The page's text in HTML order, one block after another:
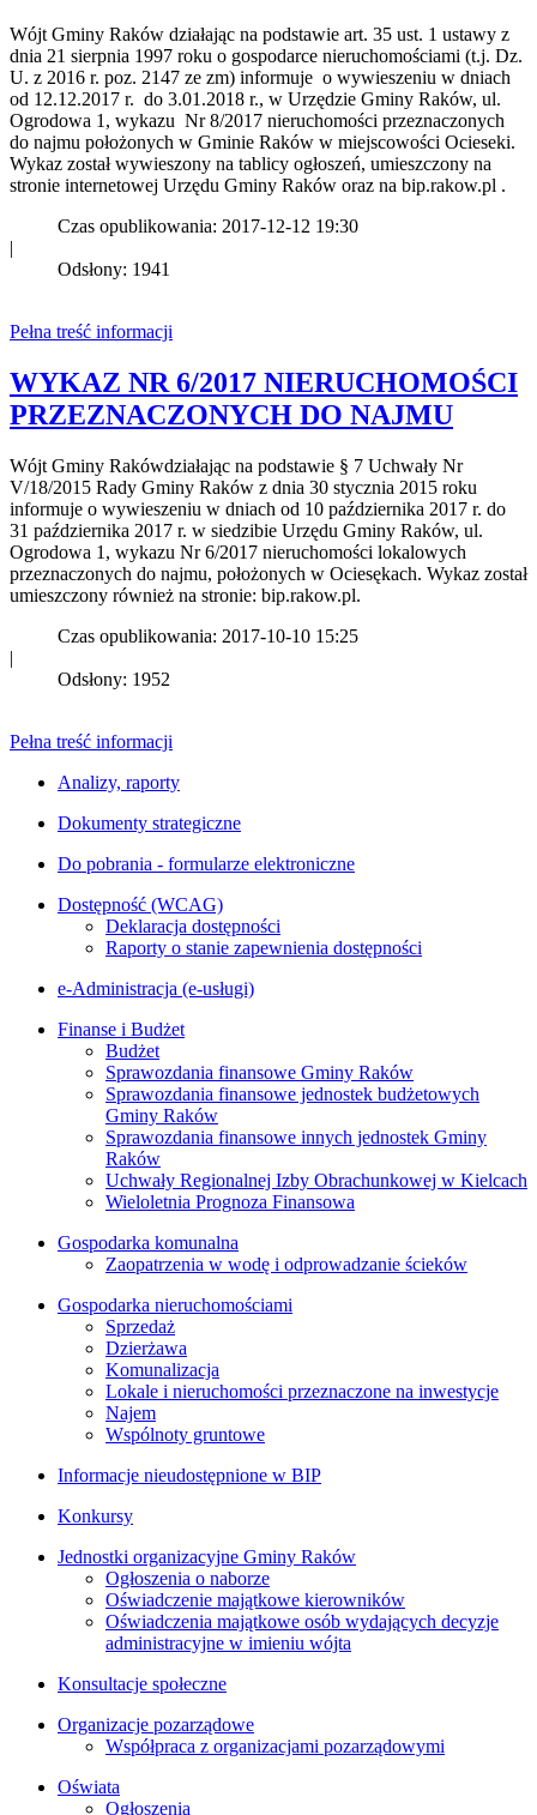
Wójt Gminy Raków działając na podstawie art. 35 ust. 1 ustawy z
dnia 21 sierpnia 1997 roku o gospodarce nieruchomościami (t.j. Dz.
U. z 2016 r. poz. 2147 ze zm) informuje o wywieszeniu w dniach
od 12.12.2017 r. do 3.01.2018 r., w Urzędzie Gminy Raków, ul.
Ogrodowa 1, wykazu Nr 8/2017 nieruchomości przeznaczonych
do najmu położonych w Gminie Raków w miejscowości Ocieseki.
Wykaz został wywieszony na tablicy ogłoszeń, umieszczony na
stronie internetowej Urzędu Gminy Raków oraz na bip.rakow.pl .
Czas opublikowania: 2017-12-12 19:30
|
Odsłony: 1941
Pełna treść informacji
WYKAZ NR 6/2017 NIERUCHOMOŚCI
PRZEZNACZONYCH DO NAJMU
Wójt Gminy Rakówdziałając na podstawie § 7 Uchwały Nr
V/18/2015 Rady Gminy Raków z dnia 30 stycznia 2015 roku
informuje o wywieszeniu w dniach od 10 października 2017 r. do
31 października 2017 r. w siedzibie Urzędu Gminy Raków, ul.
Ogrodowa 1, wykazu Nr 6/2017 nieruchomości lokalowych
przeznaczonych do najmu, położonych w Ociesękach. Wykaz został
umieszczony również na stronie: bip.rakow.pl.
Czas opublikowania: 2017-10-10 15:25
|
Odsłony: 1952
Pełna treść informacji
Analizy, raporty
Dokumenty strategiczne
Do pobrania - formularze elektroniczne
Dostępność (WCAG)
Deklaracja dostępności
Raporty o stanie zapewnienia dostępności
e-Administracja (e-usługi)
Finanse i Budżet
Budżet
Sprawozdania finansowe Gminy Raków
Sprawozdania finansowe jednostek budżetowych
Gminy Raków
Sprawozdania finansowe innych jednostek Gminy
Raków
Uchwały Regionalnej Izby Obrachunkowej w Kielcach
Wieloletnia Prognoza Finansowa
Gospodarka komunalna
Zaopatrzenia w wodę i odprowadzanie ścieków
Gospodarka nieruchomościami
Sprzedaż
Dzierżawa
Komunalizacja
Lokale i nieruchomości przeznaczone na inwestycje
Najem
Wspólnoty gruntowe
Informacje nieudostępnione w BIP
Konkursy
Jednostki organizacyjne Gminy Raków
Ogłoszenia o naborze
Oświadczenie majątkowe kierowników
Oświadczenia majątkowe osób wydających decyzje
administracyjne w imieniu wójta
Konsultacje społeczne
Organizacje pozarządowe
Współpraca z organizacjami pozarządowymi
Oświata
Ogłoszenia